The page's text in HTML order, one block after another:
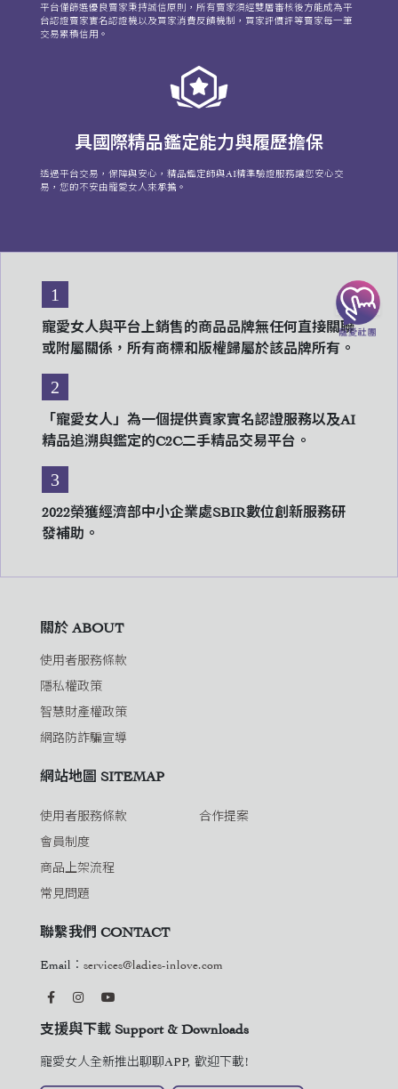
平台僅篩選優良賣家秉持誠信原則，所有賣家須經雙層審核後方能成為平
台認證賣家實名認證機以及買家消費反饋機制，買家評價評等賣家每一筆
交易累積信用。
具國際精品鑑定能力與履歷擔保
透過平台交易，保障與安心，精品鑑定師與AI精準驗證服務讓您安心交
易，您的不安由寵愛女人來承擔。
1
寵愛女人與平台上銷售的商品品牌無任何直接關聯
或附屬關係，所有商標和版權歸屬於該品牌所有。
2
「寵愛女人」為一個提供賣家實名認證服務以及AI
精品追溯與鑑定的C2C二手精品交易平台。
3
2022榮獲經濟部中小企業處SBIR數位創新服務研
發補助。
關於 ABOUT
使用者服務條款
隱私權政策
智慧財產權政策
網路防詐騙宣導
網站地圖 SITEMAP
使用者服務條款
會員制度
商品上架流程
常見問題
合作提案
聯繫我們 CONTACT
Email： services@ladies-inlove.com
支援與下載 Support & Downloads
寵愛女人全新推出聊聊APP, 歡迎下載!